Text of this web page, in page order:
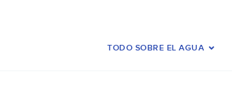
TODO SOBRE EL AGUA